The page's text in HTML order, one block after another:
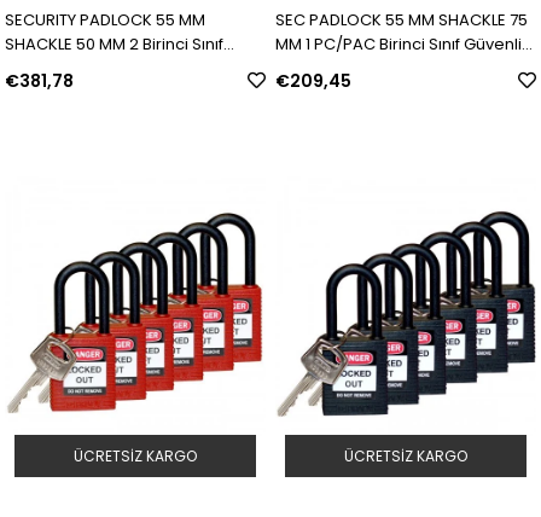
SECURITY PADLOCK 55 MM
SHACKLE 50 MM 2 Birinci Sınıf
Güvenlik Asma Kilidi | Model:
805838 | SKU: Y462665
€381,78
SEC PADLOCK 55 MM SHACKLE 75
MM 1 PC/PAC Birinci Sınıf Güvenlik
Asma Kilidi | Model: 805839 | SKU:
Y462666
€209,45
ÜCRETSIZ KARGO ÜCRETSIZ KARGO